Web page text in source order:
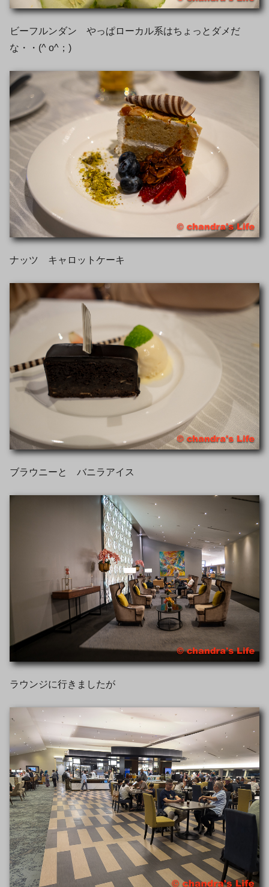
ビーフルンダン やっぱローカル系はちょっとダメだ
な・・(^ o^；)
ナッツ キャロットケーキ
ブラウニーと バニラアイス
ラウンジに行きましたが